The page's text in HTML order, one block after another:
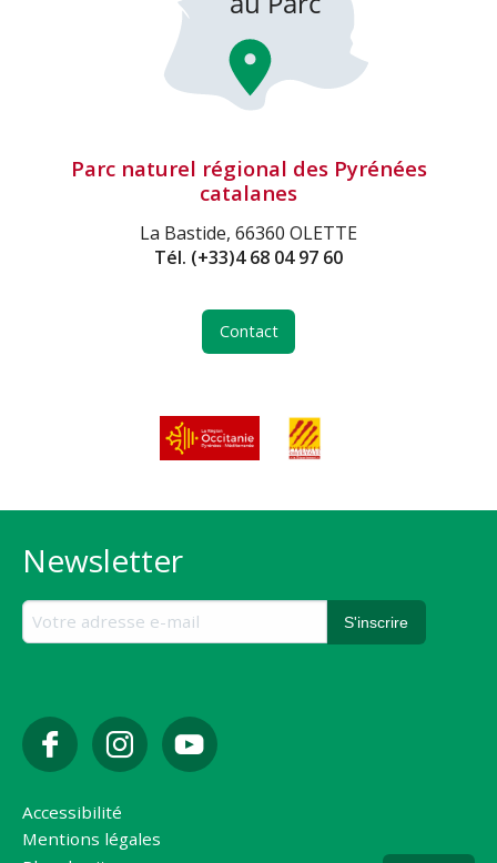
Parc naturel régional des Pyrénées
catalanes
La Bastide, 66360 OLETTE
Tél. (+33)4 68 04 97 60
Contact
Newsletter
Accessibilité
Mentions légales